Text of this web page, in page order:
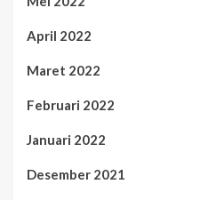
April 2022
Maret 2022
Februari 2022
Januari 2022
Desember 2021